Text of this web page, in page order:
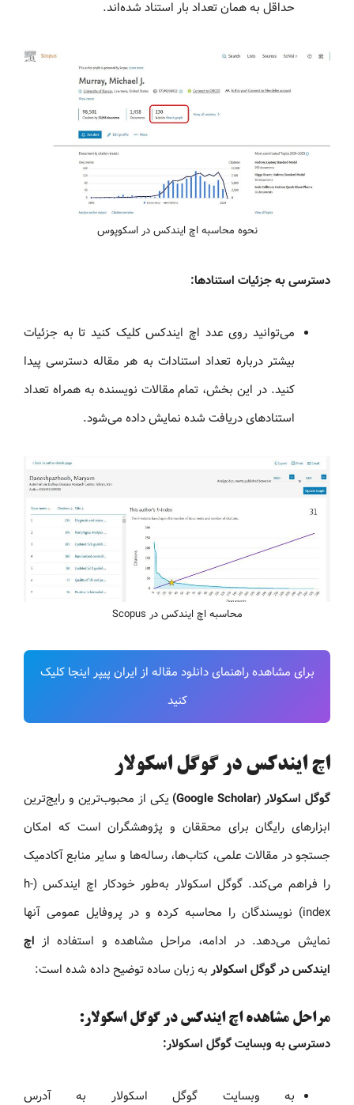
حداقل به همان تعداد بار استناد شده‌اند.
نحوه محاسبه اچ ایندکس در اسکوپوس
دسترسی به جزئیات استنادها:
می‌توانید روی عدد اچ ایندکس کلیک کنید تا به جزئیات
بیشتر درباره تعداد استنادات به هر مقاله دسترسی پیدا
کنید. در این بخش، تمام مقالات نویسنده به همراه تعداد
استنادهای دریافت شده نمایش داده می‌شود.
محاسبه اچ ایندکس در Scopus
برای مشاهده راهنمای دانلود مقاله از ایران پیپر اینجا کلیک
کنید
اچ ایندکس در گوگل اسکولار
گوگل اسکولار (Google Scholar)
یکی از محبوب‌ترین و رایج‌ترین
ابزارهای رایگان برای محققان و پژوهشگران است که امکان
جستجو در مقالات علمی، کتاب‌ها، رساله‌ها و سایر منابع آکادمیک
را فراهم می‌کند. گوگل اسکولار به‌طور خودکار اچ ایندکس (h-
index) نویسندگان را محاسبه کرده و در پروفایل عمومی آنها
نمایش می‌دهد. در ادامه، مراحل مشاهده و استفاده از اچ
ایندکس در گوگل اسکولار به زبان ساده توضیح داده شده است:
مراحل مشاهده اچ ایندکس در گوگل اسکولار:
دسترسی به وبسایت گوگل اسکولار:
به وبسایت گوگل اسکولار به آدرس